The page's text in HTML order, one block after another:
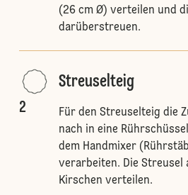
(26 cm Ø) verteilen und
darüberstreuen.
2
Streuselteig
Für den Streuselteig die
nach in eine
dem Handmixer
verarbeiten. Die Streusel
Kirschen verteilen.